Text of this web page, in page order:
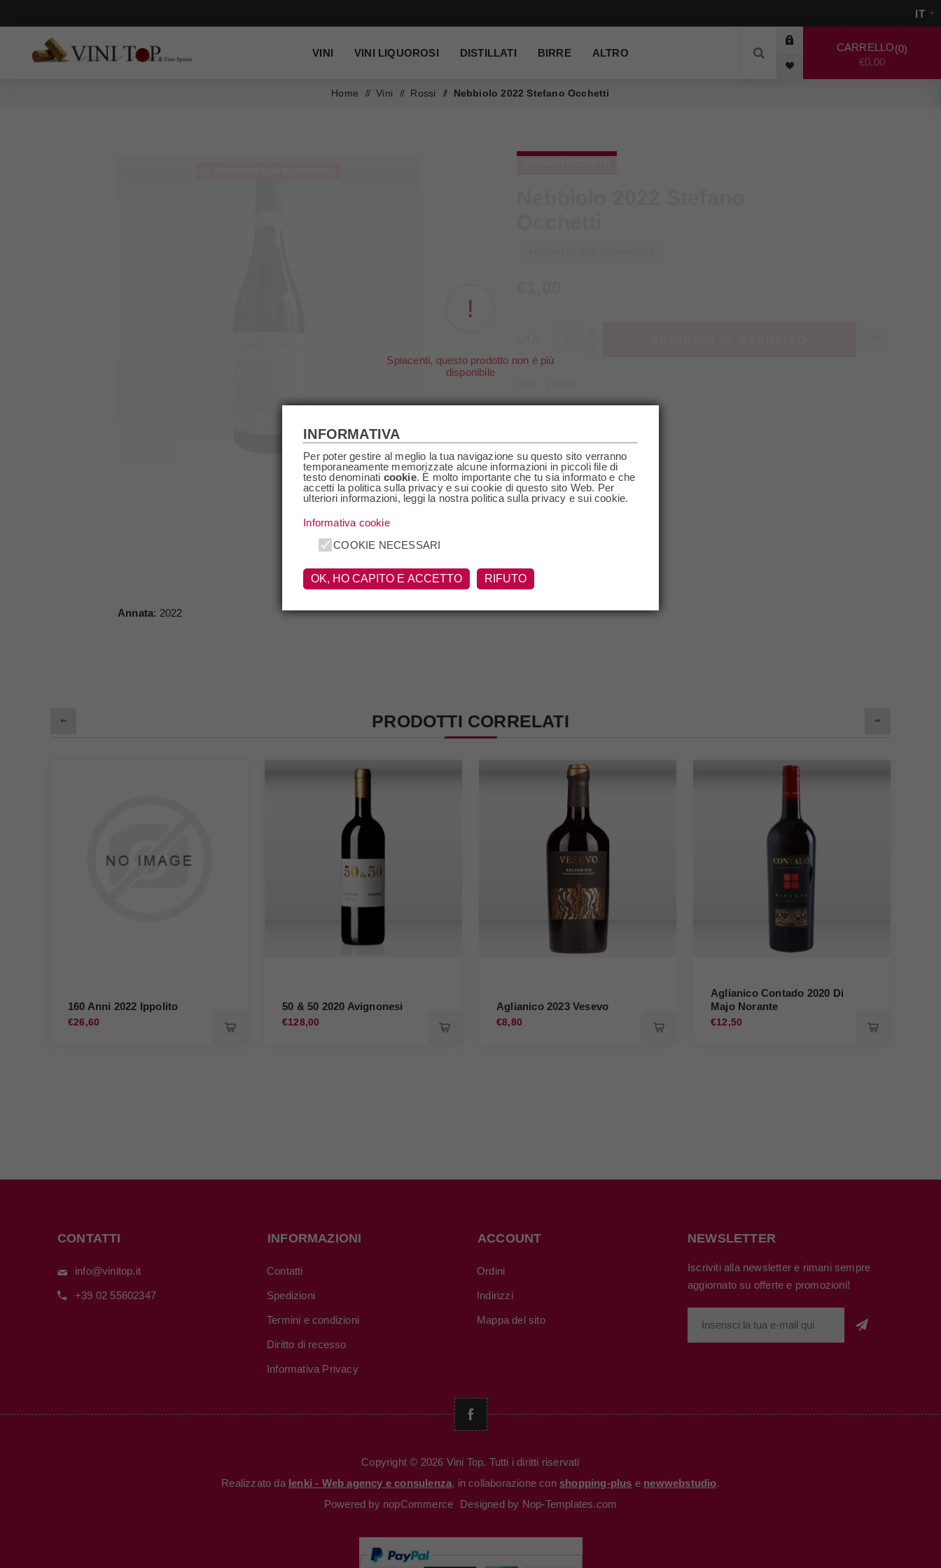
VINI VINI LIQUOROSI DISTILLATI BIRRE ALTRO CARRELLO 0
€0,00
Home / Vini / Rossi / Nebbiolo 2022 Stefano Occhetti
Spiacenti, questo prodotto non é più
disponibile
Regione
Piemonte
Annata
2022
DESCRIZIONE SPECIFICHE
Annata: 2022
PRODOTTI CORRELATI
160 Anni 2022 Ippolito
€26,60
50 & 50 2020 Avignonesi
€128,00
Aglianico 2023 Vesevo
€8,80
Aglianico Contado 2020 Di
Majo Norante
€12,50
CONTATTI
info@vinitop.it
+39 02 55602347
INFORMAZIONI
Contatti
Spedizioni
Termini e condizioni
Diritto di recesso
Informativa Privacy
ACCOUNT
Ordini
Indirizzi
Mappa del sito
NEWSLETTER
Iscriviti alla newsletter e rimani sempre
aggiornato su offerte e promozioni!
Copyright © 2026 Vini Top. Tutti i diritti riservati
Realizzato da Ienki - Web agency e consulenza, in collaborazione con shopping-plus e newwebstudio.
Powered by nopCommerce Designed by Nop-Templates.com
INFORMATIVA
Per poter gestire al meglio la tua navigazione su questo sito verranno
temporaneamente memorizzate alcune informazioni in piccoli file di
testo denominati cookie. È molto importante che tu sia informato e che
accetti la politica sulla privacy e sui cookie di questo sito Web. Per
ulteriori informazioni, leggi la nostra politica sulla privacy e sui cookie.
Informativa cookie
COOKIE NECESSARI
OK, HO CAPITO E ACCETTO RIFUTO